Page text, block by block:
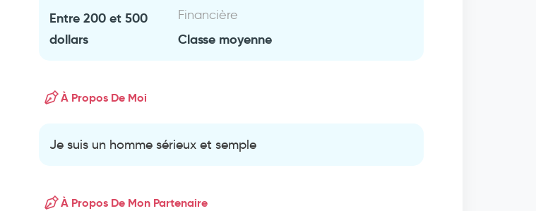
Entre 200 et 500
dollars
Financière
Classe moyenne
À Propos De Moi
Je suis un homme sérieux et semple
À Propos De Mon Partenaire